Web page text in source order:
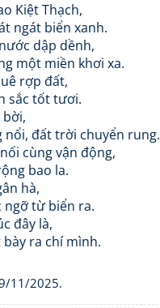
Kiệt Thạch,
ngát biển xanh.
dập dềnh,
một miền khơi xa.
rợp đất,
sắc tốt tươi.
nổi, đất trời chuyển rung.
cùng vận động,
bao la.
hà,
ngỡ từ biển ra.
đây là,
ra chí mình.
11/2025.